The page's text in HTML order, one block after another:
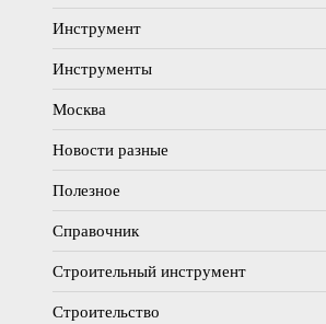
Инструмент
Инструменты
Москва
Новости разные
Полезное
Справочник
Строительный инструмент
Строительство